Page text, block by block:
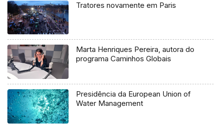
Tratores novamente em Paris
Marta Henriques Pereira, autora do
programa Caminhos Globais
Presidência da European Union of
Water Management